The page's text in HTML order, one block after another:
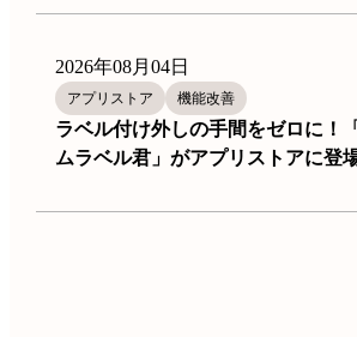
2026年08月04日
アプリストア 機能改善
ラベル付け外しの手間をゼロに！
ムラベル君」がアプリストアに登